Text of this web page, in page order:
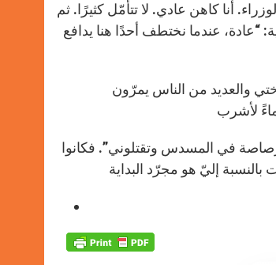
أنا كاهن عادي. لا تتأمّل كثيرًا. ثم
“عادة، عندما نختطف أحدًا هنا يدافع
والعديد من الناس يمرّون
رصاصة في المسدس وتقتلوني”. فكانوا